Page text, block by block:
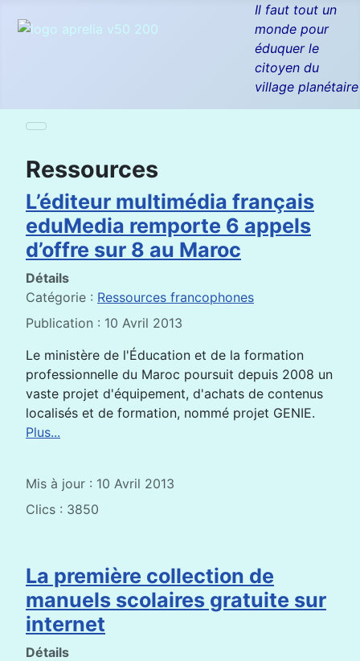
Il faut tout un
monde pour
éduquer le
citoyen du
village planétaire
Ressources
L’éditeur multimédia français
eduMedia remporte 6 appels
d’offre sur 8 au Maroc
Détails
Catégorie : Ressources francophones
Publication : 10 Avril 2013
Le ministère de l'Éducation et de la formation
professionnelle du Maroc poursuit depuis 2008 un
vaste projet d'équipement, d'achats de contenus
localisés et de formation, nommé projet GENIE.
Plus...
Mis à jour : 10 Avril 2013
Clics : 3850
La première collection de
manuels scolaires gratuite sur
internet
Détails